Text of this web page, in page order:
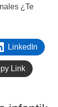
¿Te
LinkedIn
Link